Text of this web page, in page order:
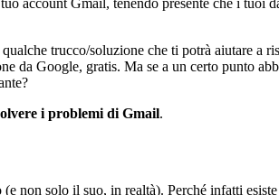
trucco/soluzione che ti potrà aiutare a
da Google, gratis. Ma se a un certo punto
i problemi di Gmail.
non solo il suo, in realtà). Perché infatti